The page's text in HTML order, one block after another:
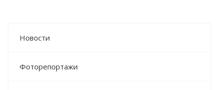
Новости
Фоторепортажи